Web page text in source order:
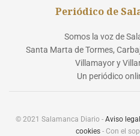
Periódico de
Somos la voz de
Santa Marta de Tormes,
Villamayor y
Un periódico
© 2021 Salamanca Diario - Aviso legal
cookies- Con el